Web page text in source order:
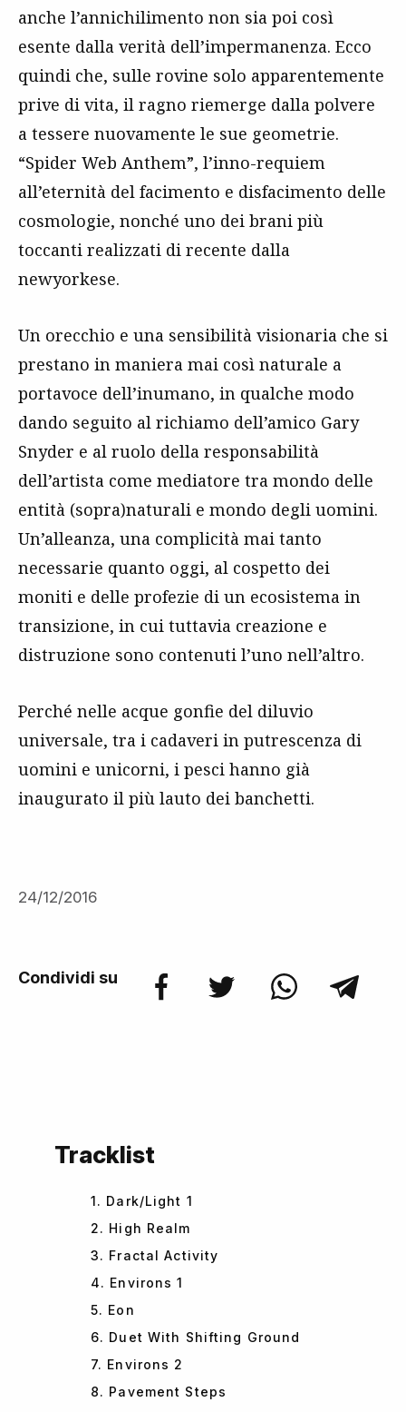
anche l’annichilimento non sia poi così
esente dalla verità dell’impermanenza. Ecco
quindi che, sulle rovine solo apparentemente
prive di vita, il ragno riemerge dalla polvere
a tessere nuovamente le sue geometrie.
“Spider Web Anthem”, l’inno-requiem
all’eternità del facimento e disfacimento delle
cosmologie, nonché uno dei brani più
toccanti realizzati di recente dalla
newyorkese.
Un orecchio e una sensibilità visionaria che si
prestano in maniera mai così naturale a
portavoce dell’inumano, in qualche modo
dando seguito al richiamo dell’amico Gary
Snyder e al ruolo della responsabilità
dell’artista come mediatore tra mondo delle
entità (sopra)naturali e mondo degli uomini.
Un’alleanza, una complicità mai tanto
necessarie quanto oggi, al cospetto dei
moniti e delle profezie di un ecosistema in
transizione, in cui tuttavia creazione e
distruzione sono contenuti l’uno nell’altro.
Perché nelle acque gonfie del diluvio
universale, tra i cadaveri in putrescenza di
uomini e unicorni, i pesci hanno già
inaugurato il più lauto dei banchetti.
24/12/2016
Condividi su
Tracklist
1. Dark/Light 1
2. High Realm
3. Fractal Activity
4. Environs 1
5. Eon
6. Duet With Shifting Ground
7. Environs 2
8. Pavement Steps